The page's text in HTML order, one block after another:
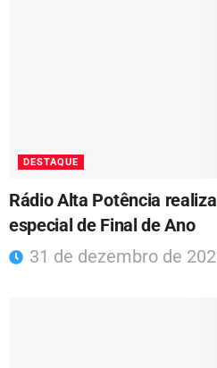
DESTAQUE
Rádio Alta Potência
especial de Final de Ano
31 de dezembro de